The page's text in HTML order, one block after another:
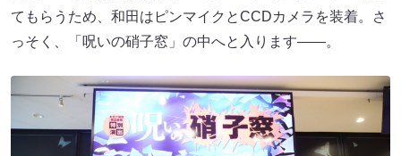
てもらうため、和田はピンマイクとCCDカメラを装着。さ
っそく、「呪いの硝子窓」の中へと入ります――。